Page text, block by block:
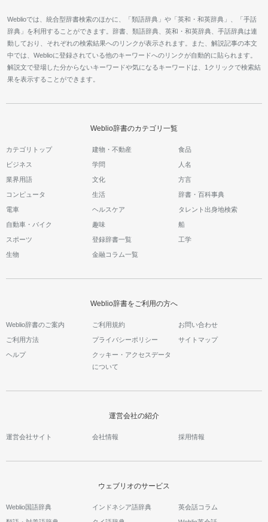
Weblioでは、統合型辞書検索のほかに、「類語辞典」や「英和・和英辞典」、「手話
辞典」を利用することができます。辞書、類語辞典、英和・和英辞典、手話辞典は連
動しており、それぞれの検索結果へのリンクが表示されます。また、解説記事の本文
中では、Weblioに登録されている他のキーワードへのリンクが自動的に貼られます。
解説文で登場した分からないキーワードや気になるキーワードは、1クリックで検索結
果を表示することができます。
Weblio辞書のカテゴリ一覧
カテゴリトップ 建物・不動産 食品
ビジネス 学問 人名
業界用語 文化 方言
コンピュータ 生活 辞書・百科事典
電車 ヘルスケア タレント出身地検索
自動車・バイク 趣味 船
スポーツ 登録辞書一覧 工学
生物 金融コラム一覧
Weblio辞書をご利用の方へ
Weblio辞書のご案内 ご利用規約 お問い合わせ
ご利用方法 プライバシーポリシー サイトマップ
ヘルプ
クッキー・アクセスデータ
について
運営会社の紹介
運営会社サイト 会社情報 採用情報
ウェブリオのサービス
Weblio国語辞典 インドネシア語辞典 英会話コラム